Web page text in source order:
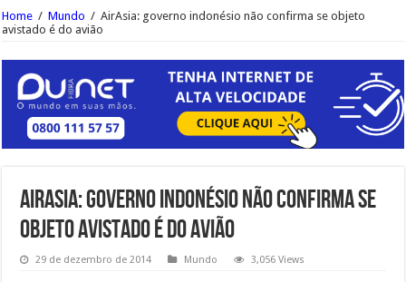
Home / Mundo / AirAsia: governo indonésio não confirma se objeto
avistado é do avião
AirAsia: governo indonésio não confirma se
objeto avistado é do avião
29 de dezembro de 2014 Mundo 3,056 Views